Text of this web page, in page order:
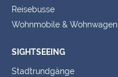
Reisebusse
Wohnmobile & Wohnwagen
SIGHTSEEING
Stadtrundgänge